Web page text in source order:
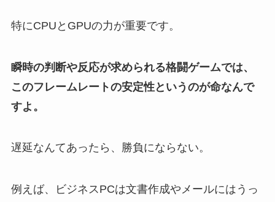
特にCPUとGPUの力が重要です。
瞬時の判断や反応が求められる格闘ゲームでは、
このフレームレートの安定性というのが命なんで
すよ。
遅延なんてあったら、勝負にならない。
例えば、ビジネスPCは文書作成やメールにはうっ